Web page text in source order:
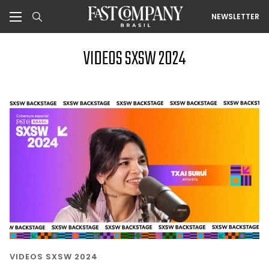
NEWSLETTER
VIDEOS SXSW 2024
VIDEOS SXSW 2024